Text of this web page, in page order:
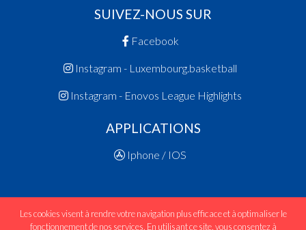
SUIVEZ-NOUS SUR
Facebook
Instagram - Luxembourg.basketball
Instagram - Enovos League Highlights
APPLICATIONS
Iphone / IOS
Les cookies visent à rendre votre navigation plus efficace et à optimaliser le
fonctionnement de nos services. En utilisant ce site, vous consentez à